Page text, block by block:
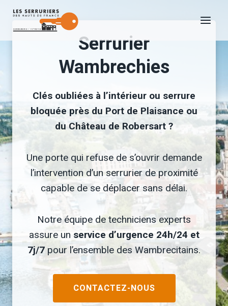
Aller
Serrurier
Wambrechies
Clés oubliées à l’intérieur ou serrure
bloquée près du Port de Plaisance ou
du Château de Robersart ?
Une porte qui refuse de s’ouvrir demande
l’intervention d’un serrurier de proximité
capable de se déplacer sans délai.
Notre équipe de techniciens experts
assure un service d’urgence 24h/24 et
7j/7 pour l’ensemble des Wambrecitains.
CONTACTEZ-NOUS